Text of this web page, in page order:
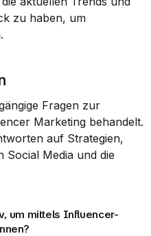
zu haben, um
Marketing behandelt.
auf Strategien,
Social Media und die
um mittels Influencer-